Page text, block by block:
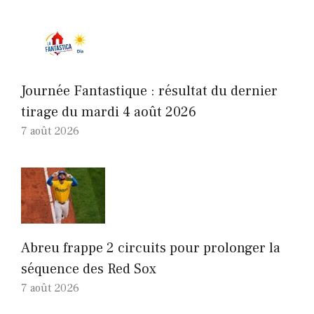
Journée Fantastique : résultat du dernier
tirage du mardi 4 août 2026
7 août 2026
Abreu frappe 2 circuits pour prolonger la
séquence des Red Sox
7 août 2026